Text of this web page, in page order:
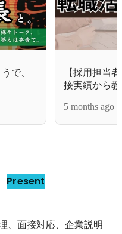
で、
【採用担当
接実績から
5 months ago
Present
、面接対応、企業説明